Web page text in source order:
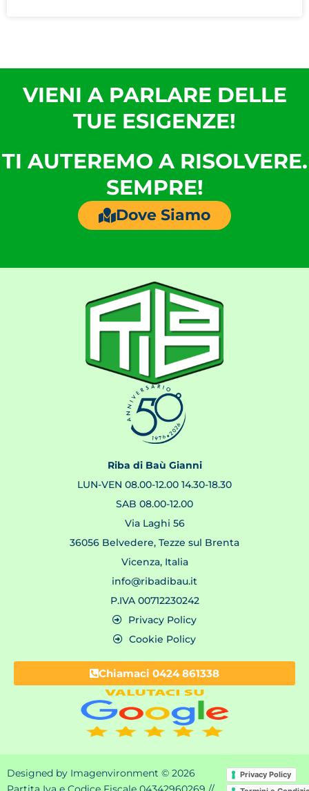
VIENI A PARLARE DELLE
TUE ESIGENZE!
TI AUTEREMO A RISOLVERE.
SEMPRE!
Dove Siamo
Riba di Baù Gianni
LUN-VEN 08.00-12.00 14.30-18.30
SAB 08.00-12.00
Via Laghi 56
36056 Belvedere, Tezze sul Brenta
Vicenza, Italia
info@ribadibau.it
P.IVA 00712230242
Privacy Policy
Cookie Policy
Chiamaci 0424 861338
Designed by Imagenvironment © 2026
Privacy Policy